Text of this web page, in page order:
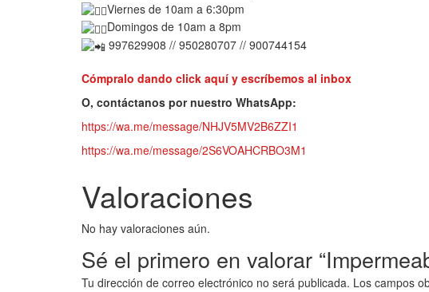
Viernes de 10am a 6:30pm
Domingos de 10am a 8pm
997629908 // 950280707 // 900744154
Cómpralo dando click aquí y escríbemos al inbox
O, contáctanos por nuestro WhatsApp:
https://wa.me/message/NHJV5MV2B6ZZI1
https://wa.me/message/2S6VOAHCRBO3M1
Valoraciones
No hay valoraciones aún.
Sé el primero en valorar
Tu dirección de correo electrónico no será publicada. Los campos